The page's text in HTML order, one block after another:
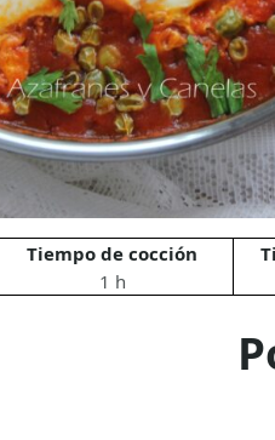
Tiempo de cocción
1 h